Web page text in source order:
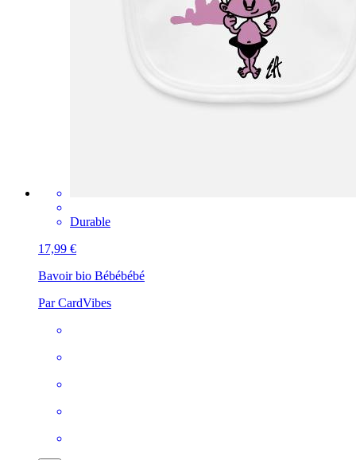
Durable
17,99 €
Bavoir bio Bébébébé
Par CardVibes